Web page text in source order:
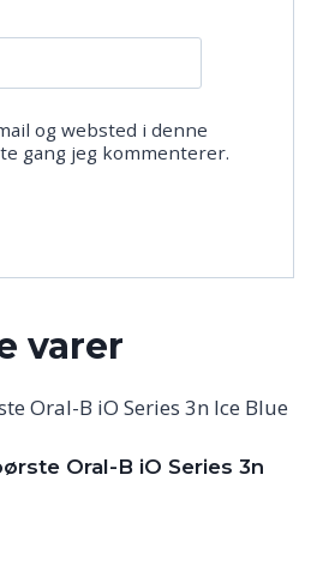
og websted i denne
gang jeg kommenterer.
varer
Oral-B iO Series 3n